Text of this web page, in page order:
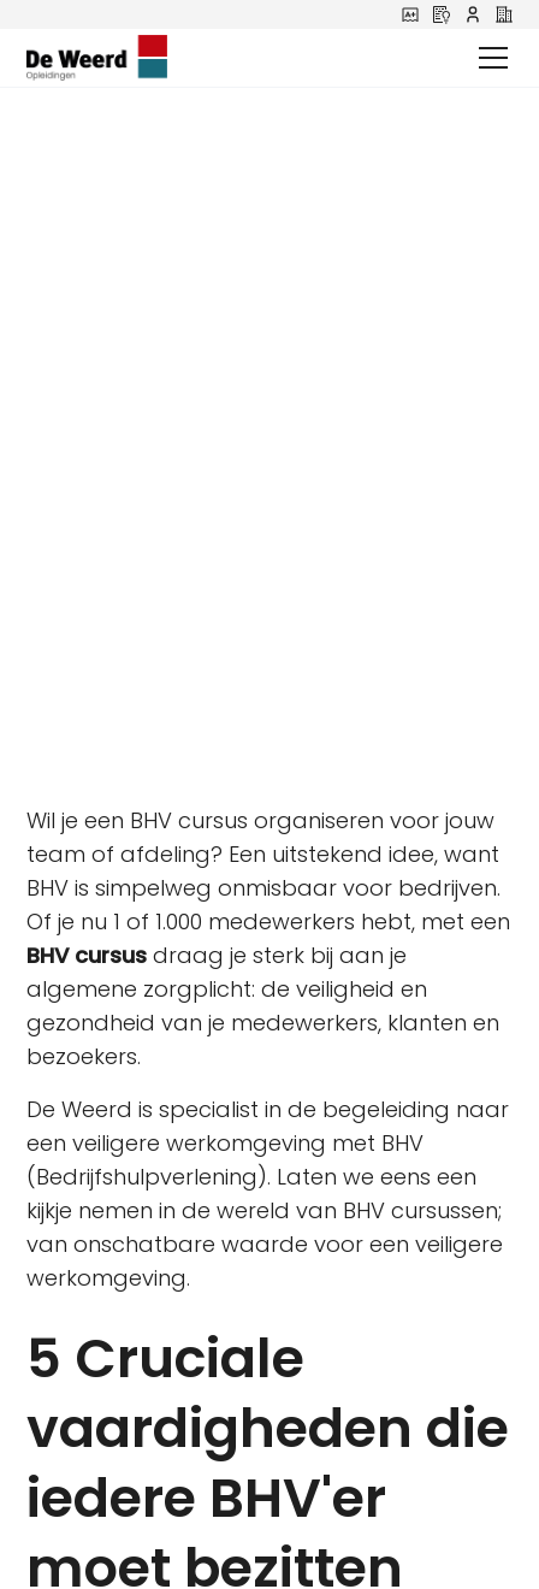
Wil je een BHV cursus organiseren voor jouw
team of afdeling? Een uitstekend idee, want
BHV is simpelweg onmisbaar voor bedrijven.
Of je nu 1 of 1.000 medewerkers hebt, met een
BHV cursus draag je sterk bij aan je
algemene zorgplicht: de veiligheid en
gezondheid van je medewerkers, klanten en
bezoekers.
De Weerd is specialist in de begeleiding naar
een veiligere werkomgeving met BHV
(Bedrijfshulpverlening). Laten we eens een
kijkje nemen in de wereld van BHV cursussen;
van onschatbare waarde voor een veiligere
werkomgeving.
5 Cruciale
vaardigheden die
iedere BHV'er
moet bezitten